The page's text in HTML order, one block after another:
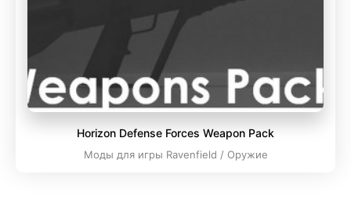
Horizon Defense Forces Weapon Pack
Моды для игры Ravenfield / Оружие